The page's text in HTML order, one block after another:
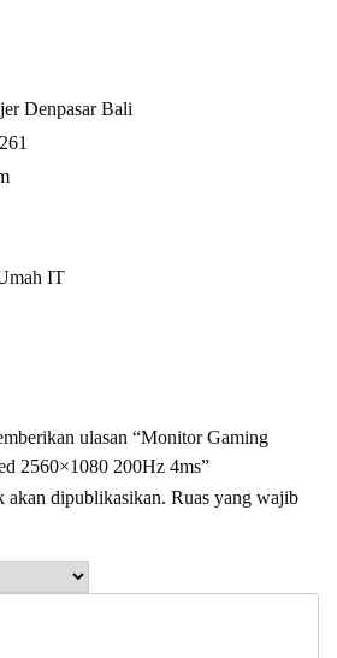
Denpasar Bali
IT
ulasan “Monitor Gaming
2560×1080 200Hz 4ms”
akan dipublikasikan. Ruas yang wajib